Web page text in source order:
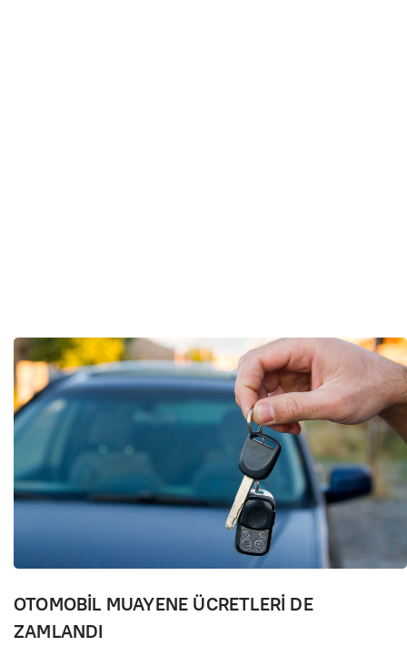
OTOMOBİL MUAYENE ÜCRETLERİ DE
ZAMLANDI